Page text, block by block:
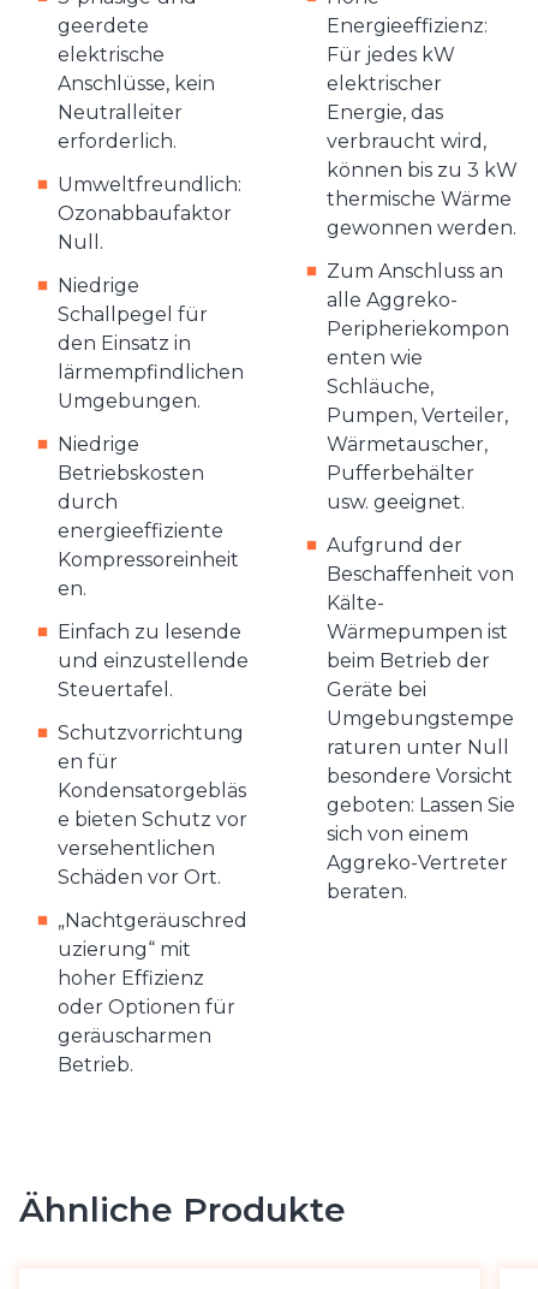
geerdete
elektrische
Anschlüsse, kein
Neutralleiter
erforderlich.
Umweltfreundlich:
Ozonabbaufaktor
Null.
Niedrige
Schallpegel für
den Einsatz in
lärmempfindlichen
Umgebungen.
Niedrige
Betriebskosten
durch
energieeffiziente
Kompressoreinheit
en.
Einfach zu lesende
und einzustellende
Steuertafel.
Schutzvorrichtung
en für
Kondensatorgebläs
e bieten Schutz vor
versehentlichen
Schäden vor Ort.
„Nachtgeräuschred
uzierung“ mit
hoher Effizienz
oder Optionen für
geräuscharmen
Betrieb.
Energieeffizienz:
Für jedes kW
elektrischer
Energie, das
verbraucht wird,
können bis zu 3 kW
thermische Wärme
gewonnen werden.
Zum Anschluss an
alle Aggreko-
Peripheriekompon
enten wie
Schläuche,
Pumpen, Verteiler,
Wärmetauscher,
Pufferbehälter
usw. geeignet.
Aufgrund der
Beschaffenheit von
Kälte-
Wärmepumpen ist
beim Betrieb der
Geräte bei
Umgebungstempe
raturen unter Null
besondere Vorsicht
geboten: Lassen Sie
sich von einem
Aggreko-Vertreter
beraten.
Ähnliche Produkte